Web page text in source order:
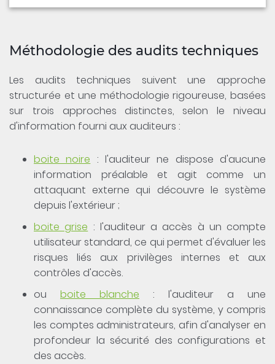
Méthodologie des audits techniques
Les audits techniques suivent une approche
structurée et une méthodologie rigoureuse, basées
sur trois approches distinctes, selon le niveau
d'information fourni aux auditeurs :
boite noire : l'auditeur ne dispose d'aucune
information préalable et agit comme un
attaquant externe qui découvre le système
depuis l'extérieur ;
boite grise : l'auditeur a accès à un compte
utilisateur standard, ce qui permet d'évaluer les
risques liés aux privilèges internes et aux
contrôles d'accès.
ou boite blanche : l'auditeur a une
connaissance complète du système, y compris
les comptes administrateurs, afin d'analyser en
profondeur la sécurité des configurations et
des accès.